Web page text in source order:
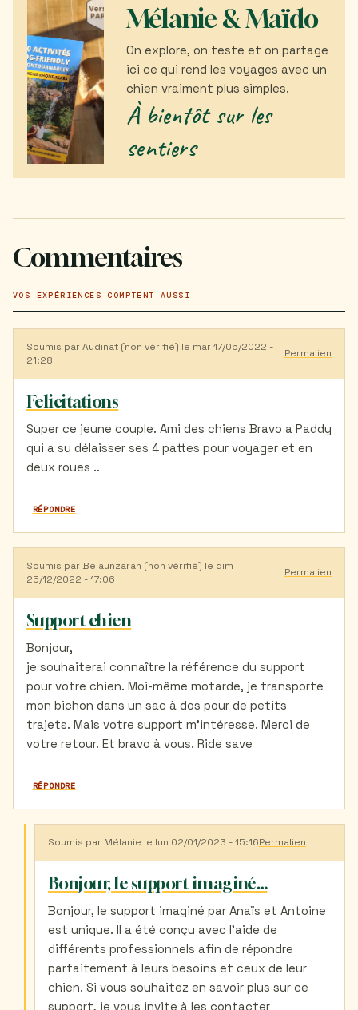
Mélanie & Maïdo
On explore, on teste et on partage
ici ce qui rend les voyages avec un
chien vraiment plus simples.
À bientôt sur les
sentiers
Commentaires
VOS EXPÉRIENCES COMPTENT AUSSI
Soumis par Audinat (non vérifié) le mar 17/05/2022 -
21:28
Permalien
Felicitations
Super ce jeune couple. Ami des chiens Bravo a Paddy
qui a su délaisser ses 4 pattes pour voyager et en
deux roues ..
RÉPONDRE
Soumis par Belaunzaran (non vérifié) le dim
25/12/2022 - 17:06
Permalien
Support chien
Bonjour,
je souhaiterai connaître la référence du support
pour votre chien. Moi-même motarde, je transporte
mon bichon dans un sac à dos pour de petits
trajets. Mais votre support m'intéresse. Merci de
votre retour. Et bravo à vous. Ride save
RÉPONDRE
Soumis par Mélanie le lun 02/01/2023 - 15:16
En
réponse
à
Support
par
Belaunzaran
(non
vérifié)
Permalien
Bonjour, le support imaginé…
Bonjour, le support imaginé par Anaïs et Antoine
est unique. Il a été conçu avec l'aide de
différents professionnels afin de répondre
parfaitement à leurs besoins et ceux de leur
chien. Si vous souhaitez en savoir plus sur ce
support, je vous invite à les contacter